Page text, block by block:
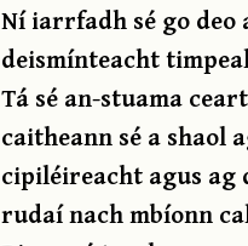
Ní iarrfadh sé go deo
deismínteacht
Tá sé an-stuama
caitheann sé a shaol
cipiléireacht agus ag
rudaí nach mbíonn